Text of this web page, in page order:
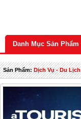
Danh Mục Sản Phẩm
Sản Phẩm:Dịch Vụ - Du